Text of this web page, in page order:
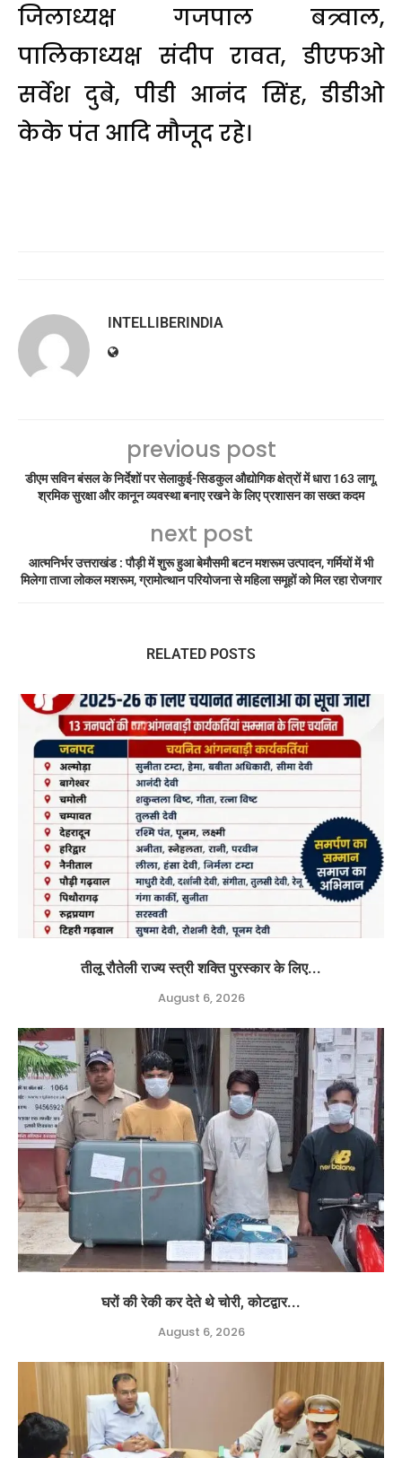
जिलाध्यक्ष गजपाल बत्र्वाल,
पालिकाध्यक्ष संदीप रावत, डीएफओ
सर्वेश दुबे, पीडी आनंद सिंह, डीडीओ
केके पंत आदि मौजूद रहे।
INTELLIBERINDIA
previous post
डीएम सविन बंसल के निर्देशों पर सेलाकुई-सिडकुल औद्योगिक क्षेत्रों में धारा 163 लागू,
श्रमिक सुरक्षा और कानून व्यवस्था बनाए रखने के लिए प्रशासन का सख्त कदम
next post
आत्मनिर्भर उत्तराखंड : पौड़ी में शुरू हुआ बेमौसमी बटन मशरूम उत्पादन, गर्मियों में भी
मिलेगा ताजा लोकल मशरूम, ग्रामोत्थान परियोजना से महिला समूहों को मिल रहा रोजगार
RELATED POSTS
तीलू रौतेली राज्य स्त्री शक्ति पुरस्कार के लिए...
August 6, 2026
घरों की रेकी कर देते थे चोरी, कोटद्वार...
August 6, 2026